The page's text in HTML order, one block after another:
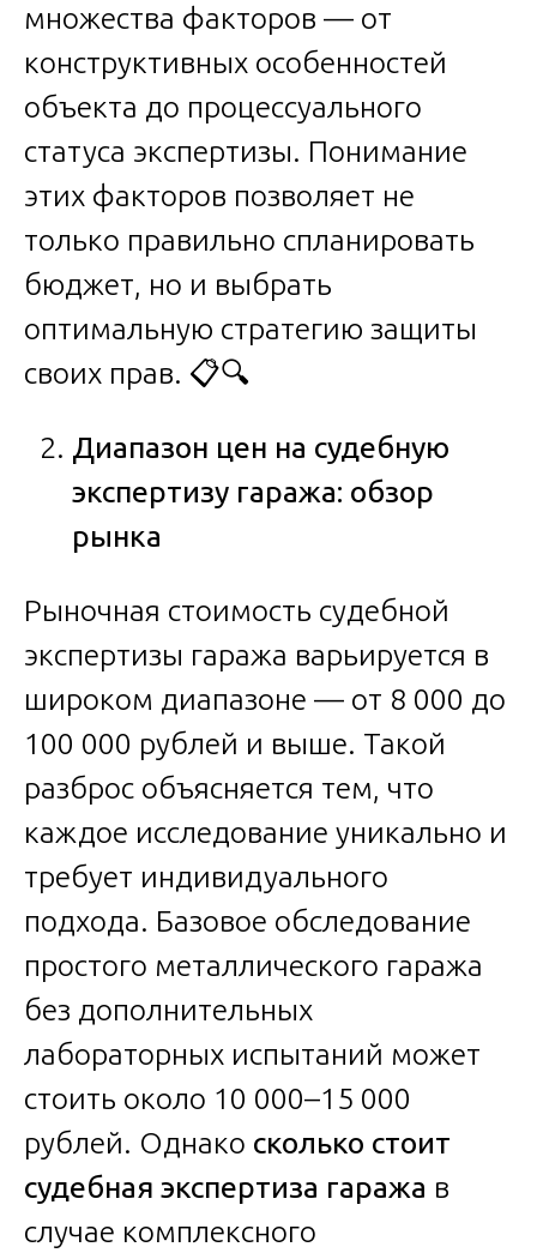
множества факторов — от
конструктивных особенностей
объекта до процессуального
статуса экспертизы. Понимание
этих факторов позволяет не
только правильно спланировать
бюджет, но и выбрать
оптимальную стратегию защиты
своих прав. 📋🔍
Диапазон цен на судебную
экспертизу гаража: обзор
рынка
Рыночная стоимость судебной
экспертизы гаража варьируется в
широком диапазоне — от 8 000 до
100 000 рублей и выше. Такой
разброс объясняется тем, что
каждое исследование уникально и
требует индивидуального
подхода. Базовое обследование
простого металлического гаража
без дополнительных
лабораторных испытаний может
стоить около 10 000–15 000
рублей. Однако сколько стоит
судебная экспертиза гаража в
случае комплексного